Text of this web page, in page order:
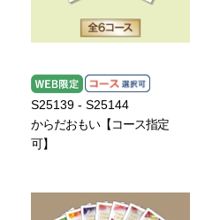
S25139 - S25144
からだおもい【コース指定
可】